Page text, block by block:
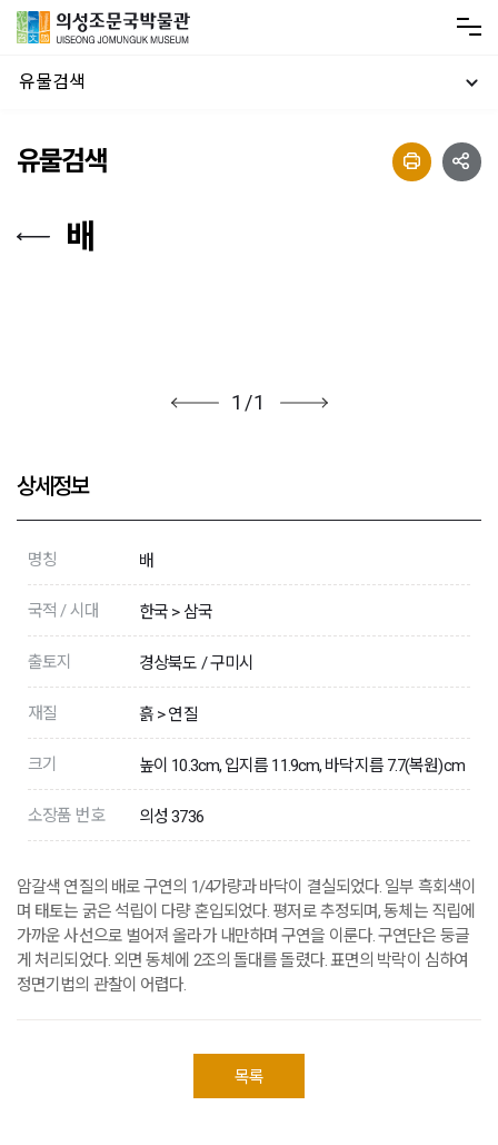
유물검색
유물검색
배
1 /1
상세정보
명칭 배
국적 / 시대 한국 > 삼국
출토지 경상북도 / 구미시
재질 흙 > 연질
크기 높이 10.3cm, 입지름 11.9cm, 바닥지름 7.7(복원)cm
소장품 번호 의성 3736
암갈색 연질의 배로 구연의 1/4가량과 바닥이 결실되었다. 일부 흑회색이
며 태토는 굵은 석립이 다량 혼입되었다. 평저로 추정되며, 동체는 직립에
가까운 사선으로 벌어져 올라가 내만하며 구연을 이룬다. 구연단은 둥글
게 처리되었다. 외면 동체에 2조의 돌대를 돌렸다. 표면의 박락이 심하여
정면기법의 관찰이 어렵다.
목록